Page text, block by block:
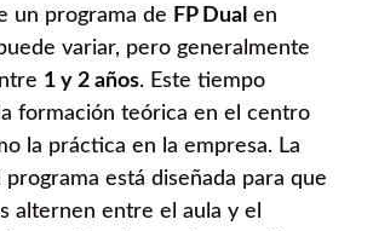
un programa de FP Dual en
variar, pero generalmente
1 y 2 años. Este tiempo
formación teórica en el centro
la práctica en la empresa. La
está diseñada para que
alternen entre el aula y el